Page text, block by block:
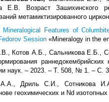
Е.В. Возраст Зашихинского
метамиктизированного
Mineralogical Features of
Session «Mineralogy in the
Котов А.Б., Сальникова Е.Б.,
раннедокембрийских
наук. – 2023. – T. 508, № 1. – С.
Дриль С.И., Сотникова
геохимических и Nd